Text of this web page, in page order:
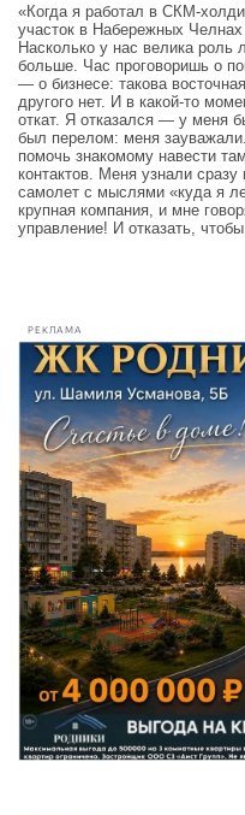
«Когда я работал в СКМ-
участок в Набережных Челнах
Насколько у нас велика роль
больше. Час проговоришь о
— о бизнесе: такова
другого нет. И в какой-то
откат. Я отказался — у меня
был перелом: меня
помочь знакомому навести
контактов. Меня узнали
самолет с мыслями «куда я
крупная компания, и мне
управление! И отказать,
РЕКЛАМА